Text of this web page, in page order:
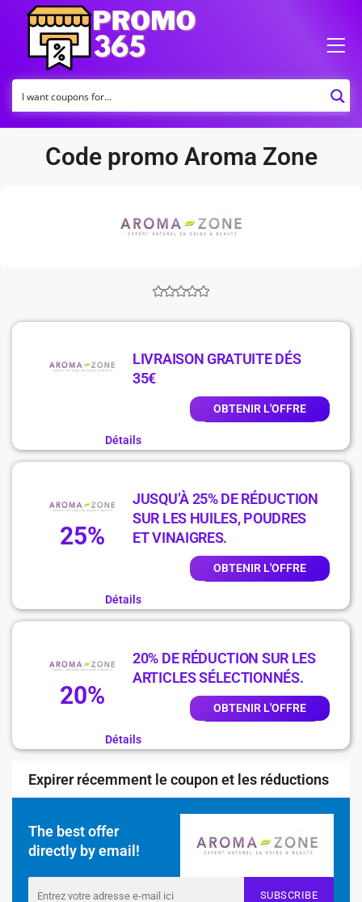
Code promo Aroma Zone
LIVRAISON GRATUITE DÉS
35€
OBTENIR L'OFFRE
Détails
25%
JUSQU’À 25% DE RÉDUCTION
SUR LES HUILES, POUDRES
ET VINAIGRES.
OBTENIR L'OFFRE
Détails
20%
20% DE RÉDUCTION SUR LES
ARTICLES SÉLECTIONNÉS.
OBTENIR L'OFFRE
Détails
Expirer récemment le coupon et les réductions
The best offer
directly by email!
SUBSCRIBE